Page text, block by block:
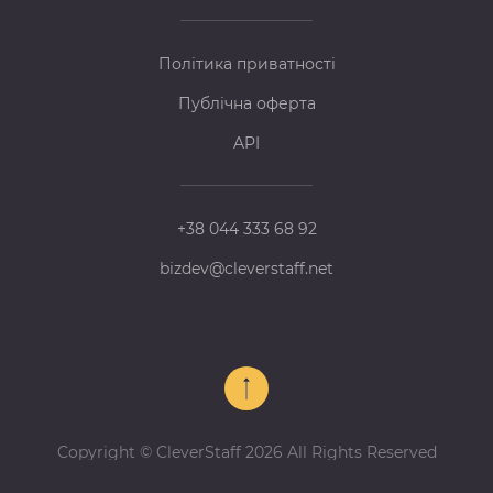
Політика приватності
Публічна оферта
API
+38 044 333 68 92
bizdev@cleverstaff.net
Copyright © CleverStaff 2026 All Rights Reserved